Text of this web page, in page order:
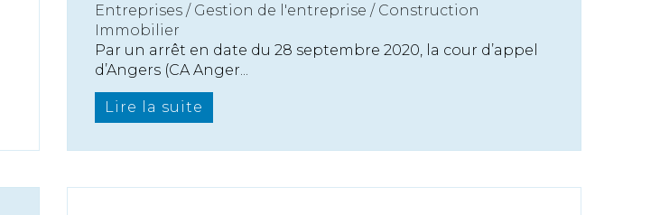
Entreprises / Gestion de l'entreprise / Construction
Immobilier
Par un arrêt en date du 28 septembre 2020, la cour d’appel
d’Angers (CA Anger...
Lire la suite